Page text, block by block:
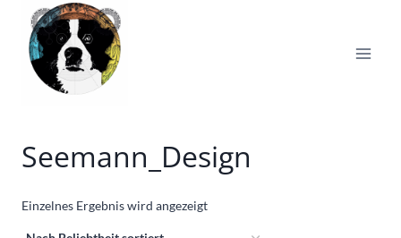
Inhalt
springen
Seemann_Design
Einzelnes Ergebnis wird angezeigt